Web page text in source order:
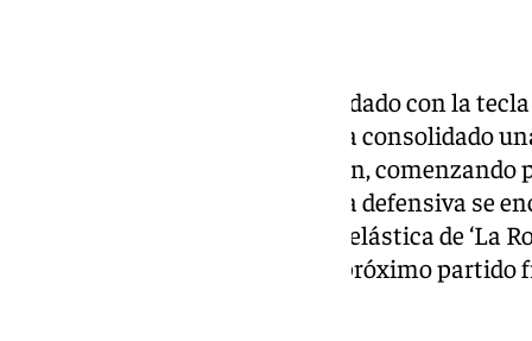
Luis de La Fuente parece haber dado con la
para este Mundial. El técnico ha consolidado
sostienen el juego de la selección,
baluarte del equipo. En esa línea defensiva se
ha cumplido 50 partidos con la elástica de ‘La
Los Ángeles, donde jugarán su próximo